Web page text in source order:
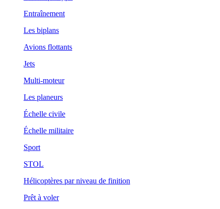
Entraînement
Les biplans
Avions flottants
Jets
Multi-moteur
Les planeurs
Échelle civile
Échelle militaire
Sport
STOL
Hélicoptères par niveau de finition
Prêt à voler